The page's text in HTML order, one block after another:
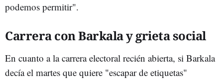
podemos permitir".
Carrera con Barkala y grieta social
En cuanto a la carrera electoral recién abierta, si Barkala
decía el martes que quiere "escapar de etiquetas"